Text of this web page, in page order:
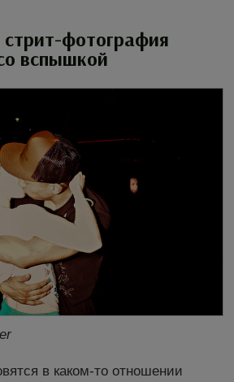
фотография
вспышкой
в каком-то отношении